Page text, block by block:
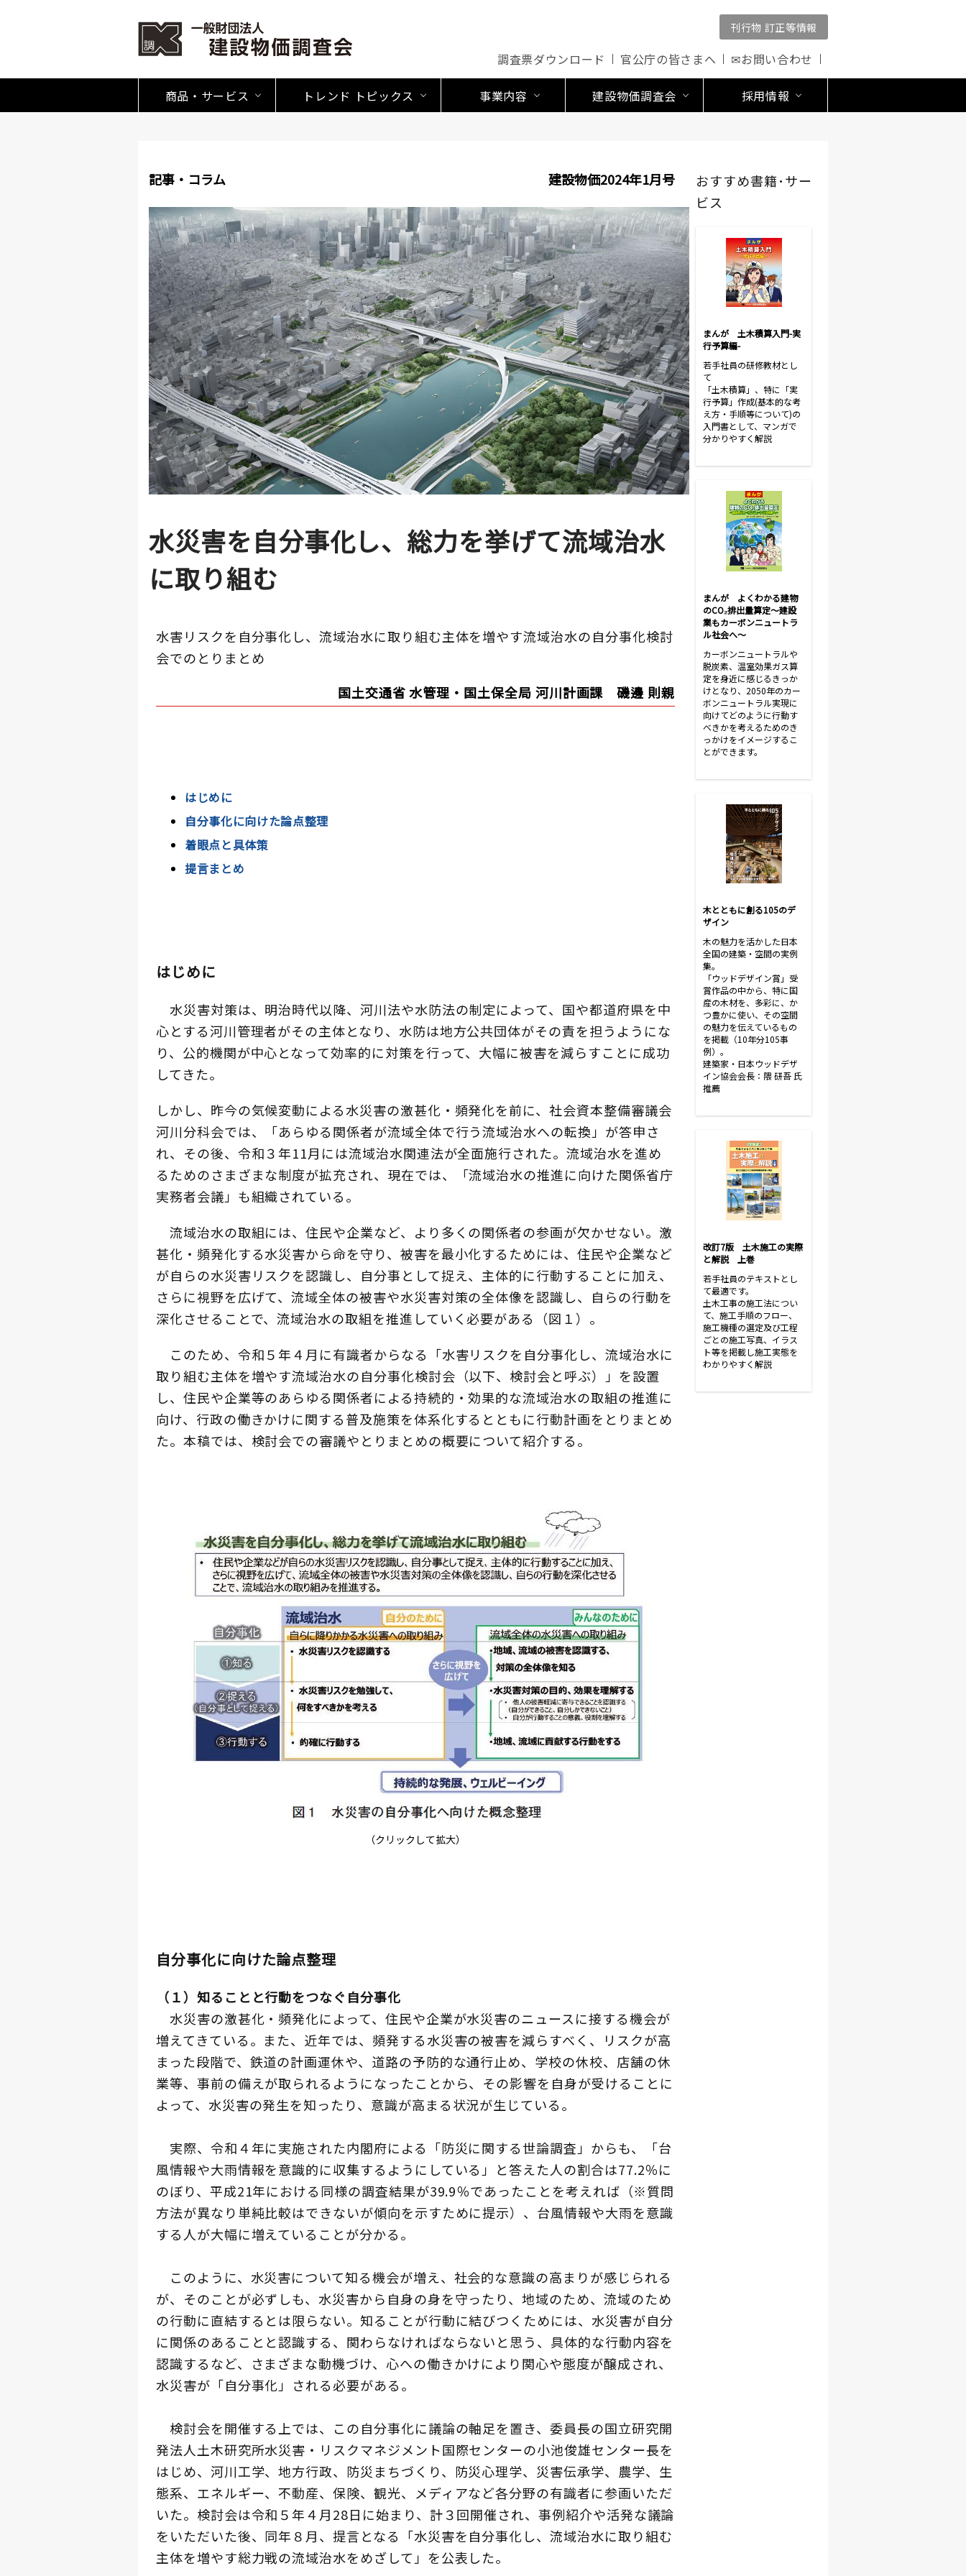
刊行物 訂正等情報
調査票ダウンロード 官公庁の皆さまへ ✉お問い合わせ
商品・サービス トレンド トピックス 事業内容 建設物価調査会 採用情報
記事・コラム 建設物価2024年1月号
水災害を自分事化し、総力を挙げて流域治水
に取り組む
水害リスクを自分事化し、流域治水に取り組む主体を増やす流域治水の自分事化検討
会でのとりまとめ
国土交通省 水管理・国土保全局 河川計画課 磯邊 則親
はじめに
自分事化に向けた論点整理
着眼点と具体策
提言まとめ
はじめに
水災害対策は、明治時代以降、河川法や水防法の制定によって、国や都道府県を中
心とする河川管理者がその主体となり、水防は地方公共団体がその責を担うようにな
り、公的機関が中心となって効率的に対策を行って、大幅に被害を減らすことに成功
してきた。
しかし、昨今の気候変動による水災害の激甚化・頻発化を前に、社会資本整備審議会
河川分科会では、「あらゆる関係者が流域全体で行う流域治水への転換」が答申さ
れ、その後、令和３年11月には流域治水関連法が全面施行された。流域治水を進め
るためのさまざまな制度が拡充され、現在では、「流域治水の推進に向けた関係省庁
実務者会議」も組織されている。
流域治水の取組には、住民や企業など、より多くの関係者の参画が欠かせない。激
甚化・頻発化する水災害から命を守り、被害を最小化するためには、住民や企業など
が自らの水災害リスクを認識し、自分事として捉え、主体的に行動することに加え、
さらに視野を広げて、流域全体の被害や水災害対策の全体像を認識し、自らの行動を
深化させることで、流域治水の取組を推進していく必要がある（図１）。
このため、令和５年４月に有識者からなる「水害リスクを自分事化し、流域治水に
取り組む主体を増やす流域治水の自分事化検討会（以下、検討会と呼ぶ）」を設置
し、住民や企業等のあらゆる関係者による持続的・効果的な流域治水の取組の推進に
向け、行政の働きかけに関する普及施策を体系化するとともに行動計画をとりまとめ
た。本稿では、検討会での審議やとりまとめの概要について紹介する。
（クリックして拡大）
自分事化に向けた論点整理
（１）知ることと行動をつなぐ自分事化
水災害の激甚化・頻発化によって、住民や企業が水災害のニュースに接する機会が
増えてきている。また、近年では、頻発する水災害の被害を減らすべく、リスクが高
まった段階で、鉄道の計画運休や、道路の予防的な通行止め、学校の休校、店舗の休
業等、事前の備えが取られるようになったことから、その影響を自身が受けることに
よって、水災害の発生を知ったり、意識が高まる状況が生じている。
実際、令和４年に実施された内閣府による「防災に関する世論調査」からも、「台
風情報や大雨情報を意識的に収集するようにしている」と答えた人の割合は77.2％に
のぼり、平成21年における同様の調査結果が39.9％であったことを考えれば（※質問
方法が異なり単純比較はできないが傾向を示すために提示）、台風情報や大雨を意識
する人が大幅に増えていることが分かる。
このように、水災害について知る機会が増え、社会的な意識の高まりが感じられる
が、そのことが必ずしも、水災害から自身の身を守ったり、地域のため、流域のため
の行動に直結するとは限らない。知ることが行動に結びつくためには、水災害が自分
に関係のあることと認識する、関わらなければならないと思う、具体的な行動内容を
認識するなど、さまざまな動機づけ、心への働きかけにより関心や態度が醸成され、
水災害が「自分事化」される必要がある。
検討会を開催する上では、この自分事化に議論の軸足を置き、委員長の国立研究開
発法人土木研究所水災害・リスクマネジメント国際センターの小池俊雄センター長を
はじめ、河川工学、地方行政、防災まちづくり、防災心理学、災害伝承学、農学、生
態系、エネルギー、不動産、保険、観光、メディアなど各分野の有識者に参画いただ
いた。検討会は令和５年４月28日に始まり、計３回開催され、事例紹介や活発な議論
をいただいた後、同年８月、提言となる「水災害を自分事化し、流域治水に取り組む
主体を増やす総力戦の流域治水をめざして」を公表した。
おすすめ書籍･サー
ビス
まんが 土木積算入門-実
行予算編-
若手社員の研修教材とし
て
「土木積算」、特に「実
行予算」作成(基本的な考
え方・手順等について)の
入門書として、マンガで
分かりやすく解説
まんが よくわかる建物
のCO₂排出量算定～建設
業もカーボンニュートラ
ル社会へ～
カーボンニュートラルや
脱炭素、温室効果ガス算
定を身近に感じるきっか
けとなり、2050年のカー
ボンニュートラル実現に
向けてどのように行動す
べきかを考えるためのき
っかけをイメージするこ
とができます。
木とともに創る105のデ
ザイン
木の魅力を活かした日本
全国の建築・空間の実例
集。
「ウッドデザイン賞」受
賞作品の中から、特に国
産の木材を、多彩に、か
つ豊かに使い、その空間
の魅力を伝えているもの
を掲載（10年分105事
例）。
建築家・日本ウッドデザ
イン協会会長：隈 研吾 氏
推薦
改訂7版 土木施工の実際
と解説 上巻
若手社員のテキストとし
て最適です。
土木工事の施工法につい
て、施工手順のフロー、
施工機種の選定及び工程
ごとの施工写真、イラス
ト等を掲載し施工実態を
わかりやすく解説